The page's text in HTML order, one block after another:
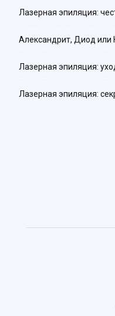
Лазерная эпиляция:
Александрит, Диод
Лазерная эпиляция:
Лазерная эпиляция: